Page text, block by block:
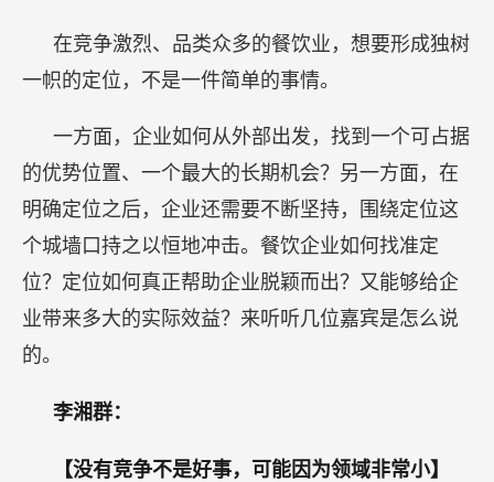
在竞争激烈、品类众多的餐饮业，想要形成独树
一帜的定位，不是一件简单的事情。
一方面，企业如何从外部出发，找到一个可占据
的优势位置、一个最大的长期机会？另一方面，在
明确定位之后，企业还需要不断坚持，围绕定位这
个城墙口持之以恒地冲击。餐饮企业如何找准定
位？定位如何真正帮助企业脱颖而出？又能够给企
业带来多大的实际效益？来听听几位嘉宾是怎么说
的。
李湘群：
【没有竞争不是好事，可能因为领域非常小】